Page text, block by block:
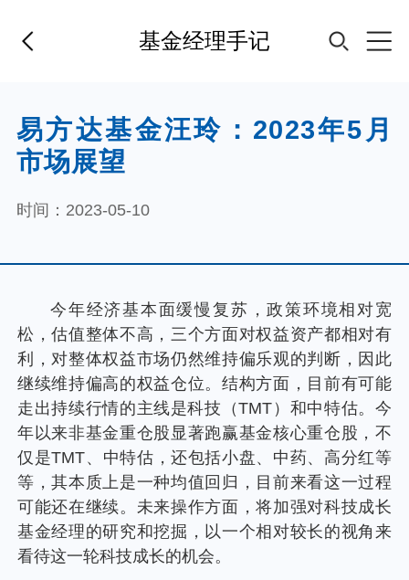
基金经理手记
首页
基金经理
FOF
个人养老金
投资顾问
关于我们
易方达基金汪玲：2023年5月
市场展望
时间：2023-05-10
今年经济基本面缓慢复苏，政策环境相对宽
松，估值整体不高，三个方面对权益资产都相对有
利，对整体权益市场仍然维持偏乐观的判断，因此
继续维持偏高的权益仓位。结构方面，目前有可能
走出持续行情的主线是科技（TMT）和中特估。今
年以来非基金重仓股显著跑赢基金核心重仓股，不
仅是TMT、中特估，还包括小盘、中药、高分红等
等，其本质上是一种均值回归，目前来看这一过程
可能还在继续。未来操作方面，将加强对科技成长
基金经理的研究和挖掘，以一个相对较长的视角来
看待这一轮科技成长的机会。